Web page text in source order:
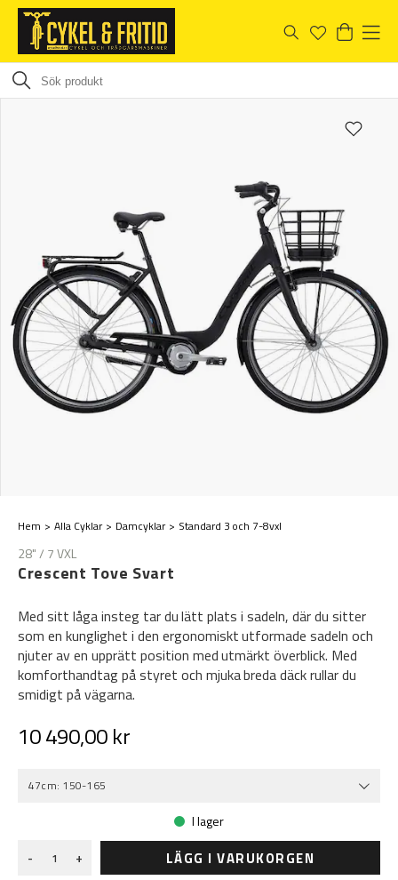
Hem Alla Cyklar Damcyklar Standard 3 och 7-8vxl
28" / 7 VXL
Crescent Tove Svart
Med sitt låga insteg tar du lätt plats i sadeln, där du sitter
som en kunglighet i den ergonomiskt utformade sadeln och
njuter av en upprätt position med utmärkt överblick. Med
komforthandtag på styret och mjuka breda däck rullar du
smidigt på vägarna.
10 490,00 kr
47cm: 150-165
I lager
-
+ LÄGG I VARUKORGEN